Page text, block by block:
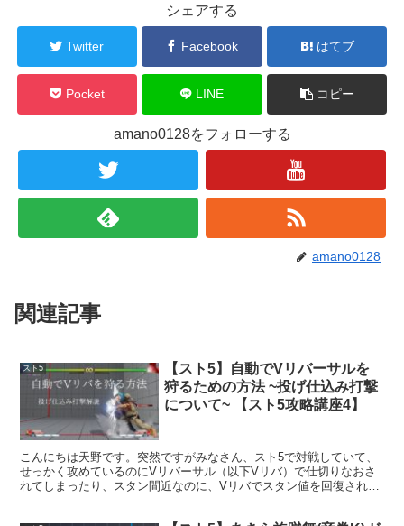
シェアする
Twitter Facebook はてブ
Pocket LINE コピー
amano0128をフォローする
amano0128
関連記事
スト5
【スト5】自動でVリバーサルを
狩るための方法 ~投げ仕込み打撃
について~ 【スト5攻略講座4】
こんにちは天野です。突然ですがみなさん、スト5で対戦していて、
せっかく攻めているのにVリバーサル（以下Vリバ）で仕切りなおさ
れてしまったり、スタン間近なのに、Vリバでスタン値を回復されて